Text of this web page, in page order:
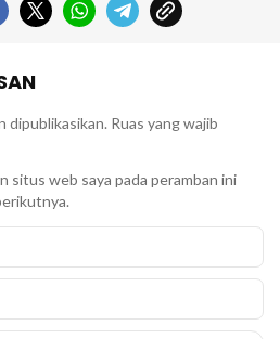
dipublikasikan. Ruas yang wajib
situs web saya pada peramban ini